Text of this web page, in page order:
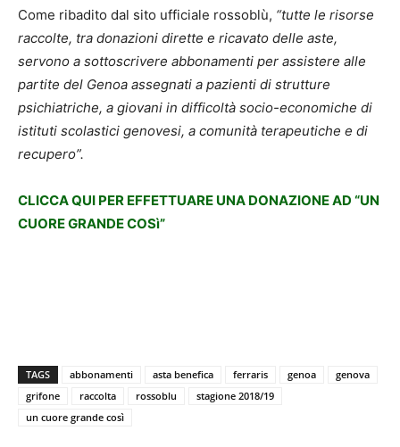
Come ribadito dal sito ufficiale rossoblù, “tutte le risorse
raccolte, tra donazioni dirette e ricavato delle aste,
servono a sottoscrivere abbonamenti per assistere alle
partite del Genoa assegnati a pazienti di strutture
psichiatriche, a giovani in difficoltà socio-economiche di
istituti scolastici genovesi, a comunità terapeutiche e di
recupero”.
CLICCA QUI PER EFFETTUARE UNA DONAZIONE AD “UN
CUORE GRANDE COSì”
TAGS abbonamenti asta benefica ferraris genoa
genova
grifone
raccolta rossoblu
stagione 2018/19
un cuore grande così